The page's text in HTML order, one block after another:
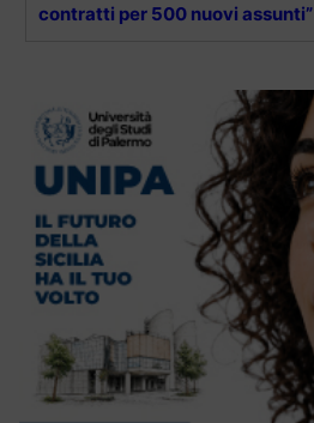
contratti per 500 nuovi assunti”